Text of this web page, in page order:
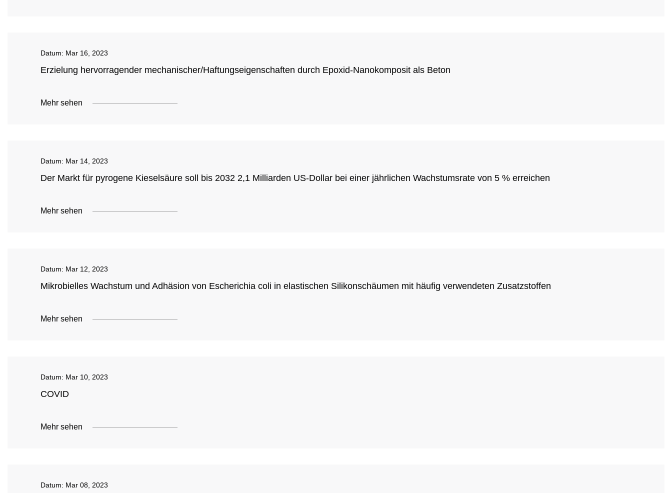
Datum: Mar 16, 2023
Erzielung hervorragender mechanischer/Haftungseigenschaften durch Epoxid-Nanokomposit als Beton
Mehr sehen
Datum: Mar 14, 2023
Der Markt für pyrogene Kieselsäure soll bis 2032 2,1 Milliarden US-Dollar bei einer jährlichen Wachstumsrate von 5 % erreichen
Mehr sehen
Datum: Mar 12, 2023
Mikrobielles Wachstum und Adhäsion von Escherichia coli in elastischen Silikonschäumen mit häufig verwendeten Zusatzstoffen
Mehr sehen
Datum: Mar 10, 2023
COVID
Mehr sehen
Datum: Mar 08, 2023